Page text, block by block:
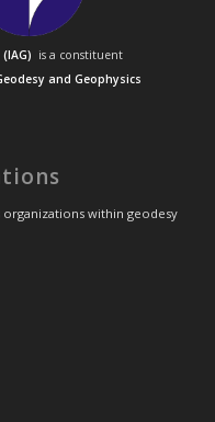
is a constituent
and Geophysics
within geodesy